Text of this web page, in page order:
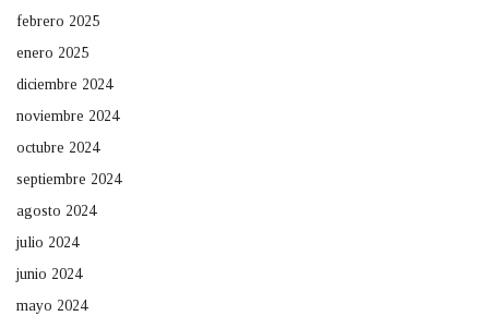
febrero 2025
enero 2025
diciembre 2024
noviembre 2024
octubre 2024
septiembre 2024
agosto 2024
julio 2024
junio 2024
mayo 2024